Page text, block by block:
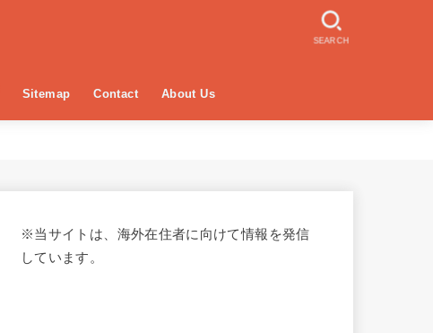
Sitemap Contact About Us
SEARCH
※当サイトは、海外在住者に向けて情報を発信
しています。